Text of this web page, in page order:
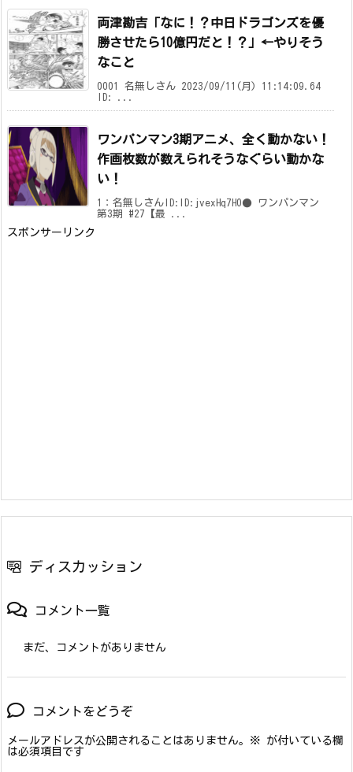
両津勘吉「なに！？中日ドラゴンズを優
勝させたら10億円だと！？」←やりそう
なこと
0001 名無しさん 2023/09/11(月) 11:14:09.64
ID: ...
ワンパンマン3期アニメ、全く動かない！
作画枚数が数えられそうなぐらい動かな
い！
1：名無しさんID:ID:jvexHq7H0● ワンパンマン
第3期 #27【最 ...
スポンサーリンク
ディスカッション
コメント一覧
まだ、コメントがありません
コメントをどうぞ
メールアドレスが公開されることはありません。 ※ が付いている欄
は必須項目です